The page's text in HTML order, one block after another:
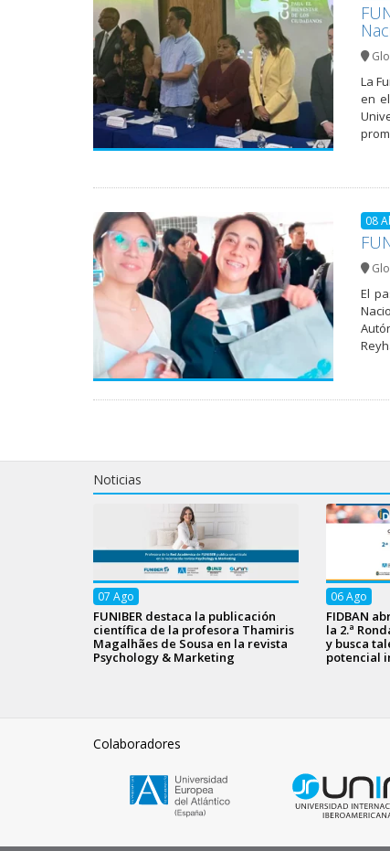
La
en
08
El
Noticias
07 Ago
FUNIBER destaca la publicación
científica de la profesora Thamiris
Magalhães de Sousa en la revista
Psychology & Marketing
06Ago
FIDBAN
la 2.ª
y busca
potencial
Colaboradores